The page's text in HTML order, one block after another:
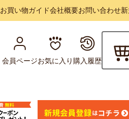
お買い物ガイド会社概要お問い合わせ
会員ページお気に入り購入履歴